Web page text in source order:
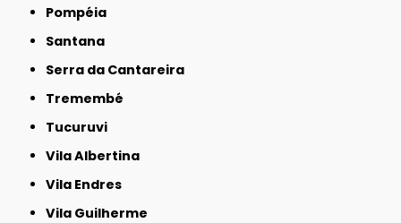
Pompéia
Santana
Serra da Cantareira
Tremembé
Tucuruvi
Vila Albertina
Vila Endres
Vila Guilherme